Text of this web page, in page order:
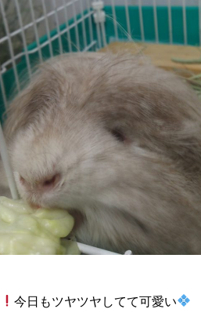
今日もツヤツヤしてて可愛い